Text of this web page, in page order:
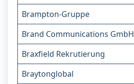
Brampton-Gruppe
Brand Communications GmbH
Braxfield Rekrutierung
Braytonglobal